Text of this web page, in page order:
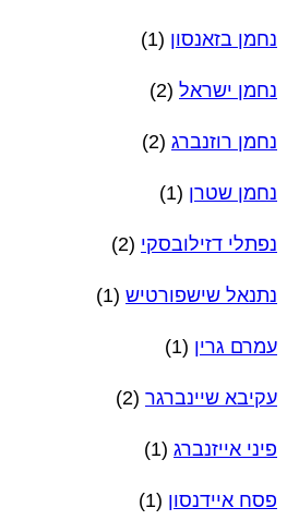
נחמן בזאנסון (1)
נחמן ישראל (2)
נחמן רוזנברג (2)
נחמן שטרן (1)
נפתלי דזילובסקי (2)
נתנאל שישפורטיש (1)
עמרם גרין (1)
עקיבא שיינברגר (2)
פיני אייזנברג (1)
פסח איידנסון (1)